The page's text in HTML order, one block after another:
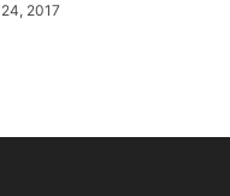
2017